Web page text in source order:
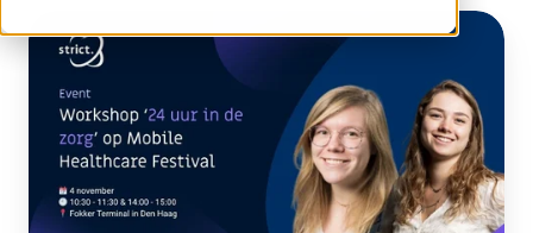
zorg’
Mobile
Healthcare